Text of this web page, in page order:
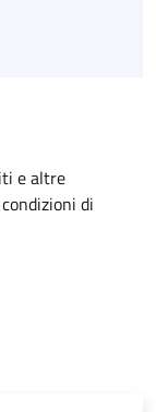
e altre
di